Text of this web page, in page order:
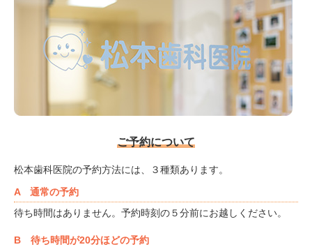
ご予約について
松本歯科医院の予約方法には、３種類あります。
A 通常の予約
待ち時間はありません。予約時刻の５分前にお越しください。
B 待ち時間が20分ほどの予約